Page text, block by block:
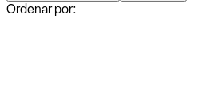
Ordenar por: